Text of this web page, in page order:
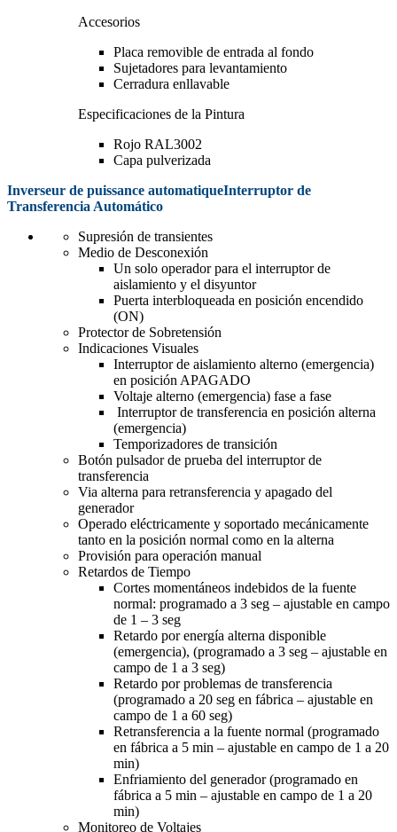
Accesorios
Placa removible de entrada al fondo
Sujetadores para levantamiento
Cerradura enllavable
Especificaciones de la Pintura
Rojo RAL3002
Capa pulverizada
Inverseur de puissance automatiqueInterruptor de
Transferencia Automático
Supresión de transientes
Medio de Desconexión
Un solo operador para el interruptor de
aislamiento y el disyuntor
Puerta interbloqueada en posición encendido
(ON)
Protector de Sobretensión
Indicaciones Visuales
Interruptor de aislamiento alterno (emergencia)
en posición APAGADO
Voltaje alterno (emergencia) fase a fase
Interruptor de transferencia en posición alterna
(emergencia)
Temporizadores de transición
Botón pulsador de prueba del interruptor de
transferencia
Via alterna para retransferencia y apagado del
generador
Operado eléctricamente y soportado mecánicamente
tanto en la posición normal como en la alterna
Provisión para operación manual
Retardos de Tiempo
Cortes momentáneos indebidos de la fuente
normal: programado a 3 seg – ajustable en campo
de 1 – 3 seg
Retardo por energía alterna disponible
(emergencia), (programado a 3 seg – ajustable en
campo de 1 a 3 seg)
Retardo por problemas de transferencia
(programado a 20 seg en fábrica – ajustable en
campo de 1 a 60 seg)
Retransferencia a la fuente normal (programado
en fábrica a 5 min – ajustable en campo de 1 a 20
min)
Enfriamiento del generador (programado en
fábrica a 5 min – ajustable en campo de 1 a 20
min)
Monitoreo de Voltajes